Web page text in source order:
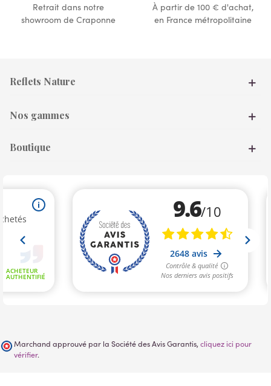
Retrait dans notre
showroom de Craponne
À partir de 100 € d'achat,
en France métropolitaine
Reflets Nature
Nos gammes
Boutique
Marchand approuvé par la Société des Avis Garantis, cliquez ici pour
vérifier.